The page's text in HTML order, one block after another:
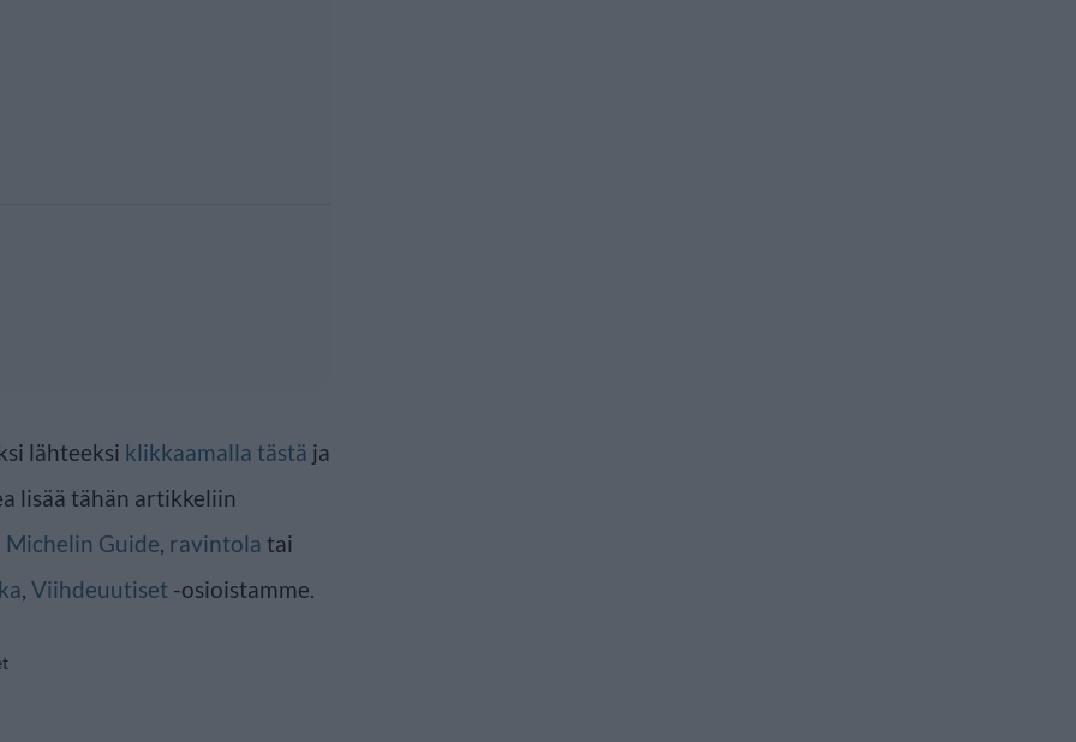
lähteeksi klikkaamalla tästä ja
lisää tähän artikkeliin
Michelin Guide, ravintola tai
, Viihdeuutiset -osioistamme.